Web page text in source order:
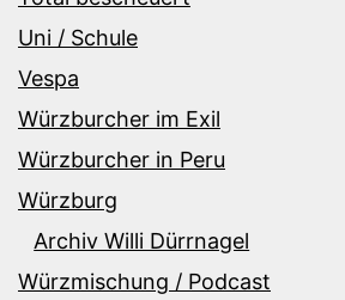
Uni / Schule
Vespa
Würzburcher im Exil
Würzburcher in Peru
Würzburg
Archiv Willi Dürrnagel
Würzmischung / Podcast